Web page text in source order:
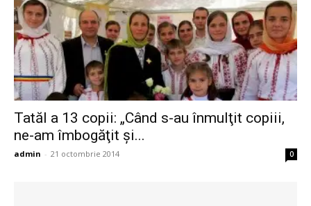
Tatăl a 13 copii: „Când s-au înmulţit copiii,
ne-am îmbogăţit şi...
admin - 21 octombrie 2014 0